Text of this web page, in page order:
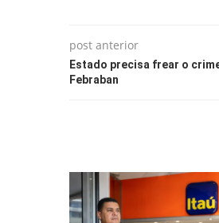
post anterior
Estado precisa frear o
Febraban